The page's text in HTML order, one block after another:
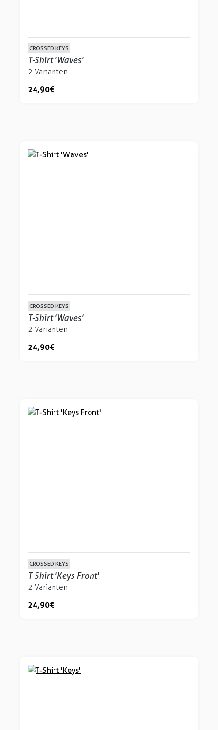
CROSSED KEYS
T-Shirt 'Waves'
2 Varianten
24,90 €
CROSSED KEYS
T-Shirt 'Waves'
2 Varianten
24,90 €
CROSSED KEYS
T-Shirt 'Keys Front'
2 Varianten
24,90 €